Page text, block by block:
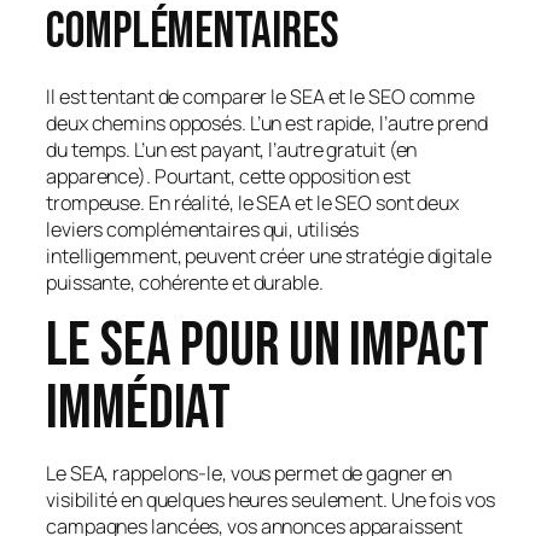
complémentaires
Il est tentant de comparer le SEA et le SEO comme
deux chemins opposés. L’un est rapide, l’autre prend
du temps. L’un est payant, l’autre gratuit (en
apparence). Pourtant, cette opposition est
trompeuse. En réalité, le SEA et le SEO sont deux
leviers complémentaires qui, utilisés
intelligemment, peuvent créer une stratégie digitale
puissante, cohérente et durable.
Le SEA pour un impact
immédiat
Le SEA, rappelons-le, vous permet de gagner en
visibilité en quelques heures seulement. Une fois vos
campagnes lancées, vos annonces apparaissent